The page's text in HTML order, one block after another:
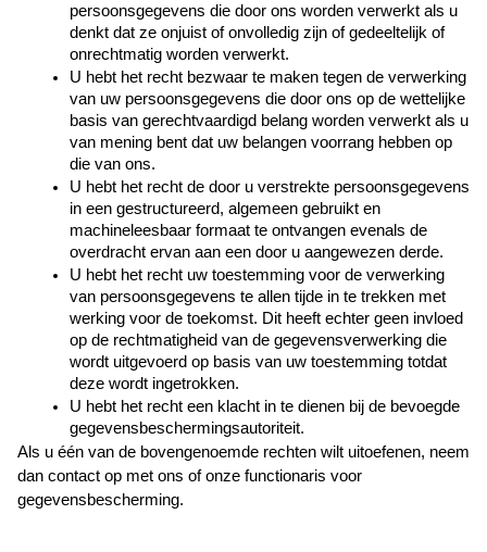
persoonsgegevens die door ons worden verwerkt als u
denkt dat ze onjuist of onvolledig zijn of gedeeltelijk of
onrechtmatig worden verwerkt.
U hebt het recht bezwaar te maken tegen de verwerking
van uw persoonsgegevens die door ons op de wettelijke
basis van gerechtvaardigd belang worden verwerkt als u
van mening bent dat uw belangen voorrang hebben op
die van ons.
U hebt het recht de door u verstrekte persoonsgegevens
in een gestructureerd, algemeen gebruikt en
machineleesbaar formaat te ontvangen evenals de
overdracht ervan aan een door u aangewezen derde.
U hebt het recht uw toestemming voor de verwerking
van persoonsgegevens te allen tijde in te trekken met
werking voor de toekomst. Dit heeft echter geen invloed
op de rechtmatigheid van de gegevensverwerking die
wordt uitgevoerd op basis van uw toestemming totdat
deze wordt ingetrokken.
U hebt het recht een klacht in te dienen bij de bevoegde
gegevensbeschermingsautoriteit.
Als u één van de bovengenoemde rechten wilt uitoefenen, neem
dan contact op met ons of onze functionaris voor
gegevensbescherming.